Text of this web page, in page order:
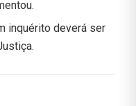
inquérito deverá ser